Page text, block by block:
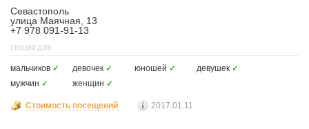
Севастополь
улица Маячная, 13
+7 978 091-91-13
СЕКЦИЯ ДЛЯ
мальчиков ✓ девочек ✓ юношей ✓ девушек ✓
мужчин ✓ женщин ✓
Стоимость посещений 2017.01.11